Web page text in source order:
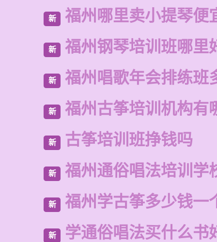
新 福州哪里卖小提琴便
新 福州钢琴培训班哪里
新 福州唱歌年会排练班
新 福州古筝培训机构有
新 古筝培训班挣钱吗
新 福州通俗唱法培训学
新 福州学古筝多少钱一
新 学通俗唱法买什么书